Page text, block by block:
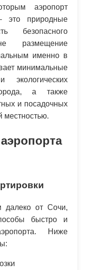
аэропорт
это природные
безопасного
размещение
именно в
минимальные
а также
и посадочных
местностью.
далеко от Сочи,
быстро и
Ниже